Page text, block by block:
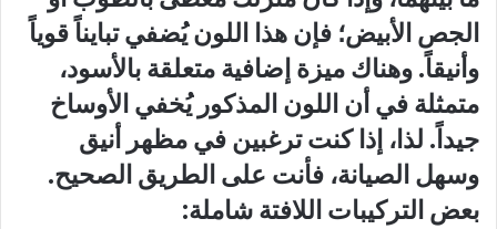
الجص الأبيض؛ فإن هذا اللون يُضفي تبايناً قوياً
وأنيقاً. وهناك ميزة إضافية متعلقة بالأسود،
متمثلة في أن اللون المذكور يُخفي الأوساخ
جيداً. لذا، إذا كنت ترغبين في مظهر أنيق
وسهل الصيانة، فأنت على الطريق الصحيح.
بعض التركيبات اللافتة شاملة: